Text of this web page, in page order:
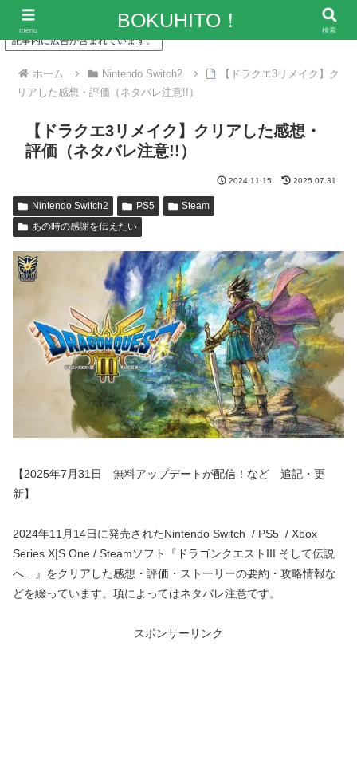
記事内に広告が含まれています。
ホーム Nintendo Switch2
【ドラクエ3リメイク】ク
リアした感想・評価（ネタバレ注意!!）
【ドラクエ3リメイク】クリアした感想・
評価（ネタバレ注意!!）
2024.11.15 2025.07.31
Nintendo Switch2 PS5
Steam
あの時の感謝を伝えたい
【2025年7月31日 無料アップデートが配信！など 追記・更
新】
2024年11月14日に発売されたNintendo Switch / PS5 / Xbox
Series X|S One / Steamソフト『ドラゴンクエストIII そして伝説
へ…』をクリアした感想・評価・ストーリーの要約・攻略情報な
どを綴っています。項によってはネタバレ注意です。
スポンサーリンク
menu BOKUHITO！ 検索